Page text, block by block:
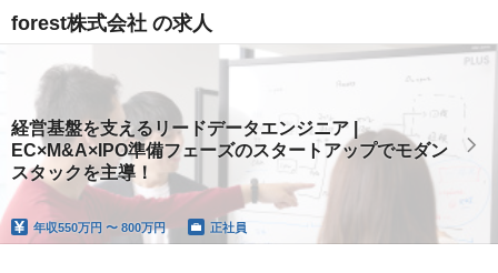
forest株式会社 の求人
経営基盤を支えるリードデータエンジニア |
EC×M&A×IPO準備フェーズのスタートアップでモダン
スタックを主導！
年収550万円 〜 800万円 正社員